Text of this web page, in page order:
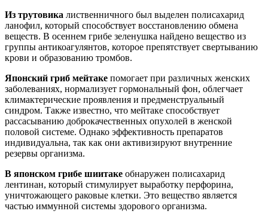
Из трутовика лиственничного был выделен полисахарид
ланофил, который способствует восстановлению обмена
веществ. В осеннем грибе зеленушка найдено вещество из
группы антикоагулянтов, которое препятствует свертыванию
крови и образованию тромбов.
Японский гриб мейтаке помогает при различных женских
заболеваниях, нормализует гормональный фон, облегчает
климактерические проявления и предменструальный
синдром. Также известно, что мейтаке способствует
рассасыванию доброкачественных опухолей в женской
половой системе. Однако эффективность препаратов
индивидуальна, так как они активизируют внутренние
резервы организма.
В японском грибе шиитаке обнаружен полисахарид
лентинан, который стимулирует выработку перфорина,
уничтожающего раковые клетки. Это вещество является
частью иммунной системы здорового организма.